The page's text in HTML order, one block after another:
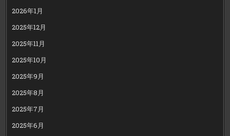
2026年1月
2025年12月
2025年11月
2025年10月
2025年9月
2025年8月
2025年7月
2025年6月